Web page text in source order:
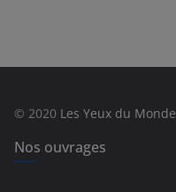
e
© 2020 Les Yeux du Monde
Nos ouvrages